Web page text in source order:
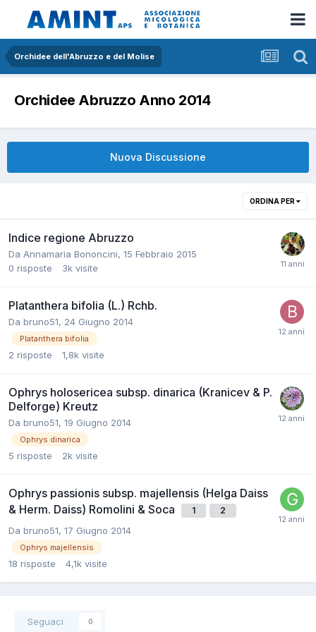
Orchidee dell'Abruzzo e del Molise
Orchidee Abruzzo Anno 2014
Nuova Discussione
ORDINA PER
Indice regione Abruzzo
Da Annamaria Bononcini, 15 Febbraio 2015
0 risposte 3k visite
Platanthera bifolia (L.) Rchb.
Da bruno51, 24 Giugno 2014
Platanthera bifolia
2 risposte 1,8k visite
Ophrys holosericea subsp. dinarica (Kranicev & P.
Delforge) Kreutz
Da bruno51, 19 Giugno 2014
Ophrys dinarica
5 risposte 2k visite
Ophrys passionis subsp. majellensis (Helga Daiss
& Herm. Daiss) Romolini & Soca
1 2
Da bruno51, 17 Giugno 2014
Ophrys majellensis
18 risposte 4,1k visite
Seguaci 0